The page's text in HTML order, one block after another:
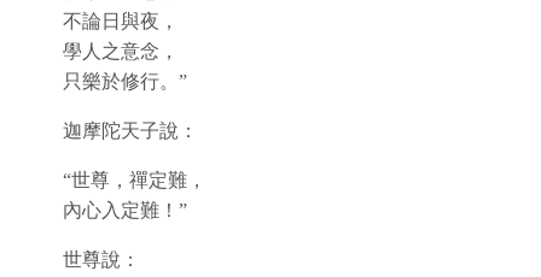
不論日與夜，
學人之意念，
只樂於修行。”
迦摩陀天子說：
“世尊，禪定難，
內心入定難！”
世尊說：